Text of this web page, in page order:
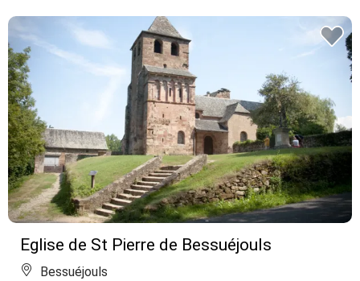
Eglise de St Pierre de Bessuéjouls
Bessuéjouls